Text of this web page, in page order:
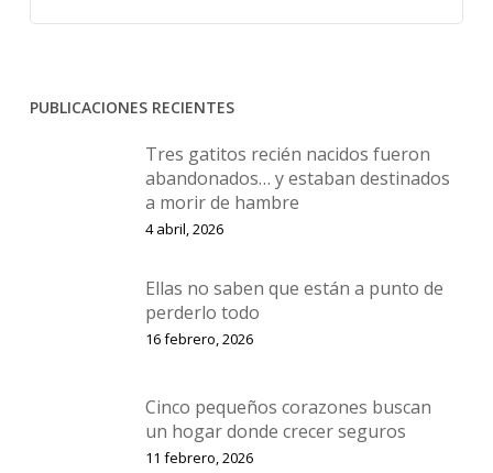
PUBLICACIONES RECIENTES
Tres gatitos recién nacidos fueron
abandonados… y estaban destinados
a morir de hambre
4 abril, 2026
Ellas no saben que están a punto de
perderlo todo
16 febrero, 2026
Cinco pequeños corazones buscan
un hogar donde crecer seguros
11 febrero, 2026